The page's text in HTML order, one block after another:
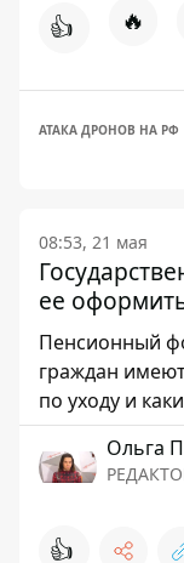
👍 🔥
АТАКА ДРОНОВ НА РФ
08:53, 21 мая
ее
Пенсионный
граждан
по уходу и
Ольга
👍